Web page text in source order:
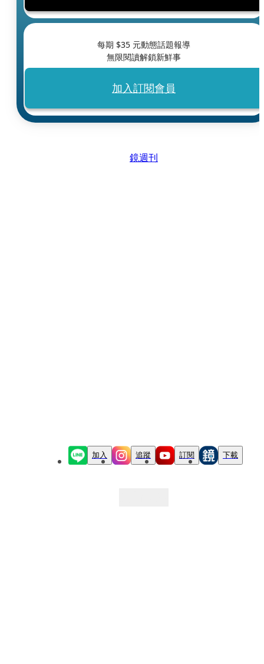
每期 $35 元動態話題報導
無限閱讀解鎖新鮮事
加入訂閱會員
鏡週刊
加入 追蹤 訂閱 下載